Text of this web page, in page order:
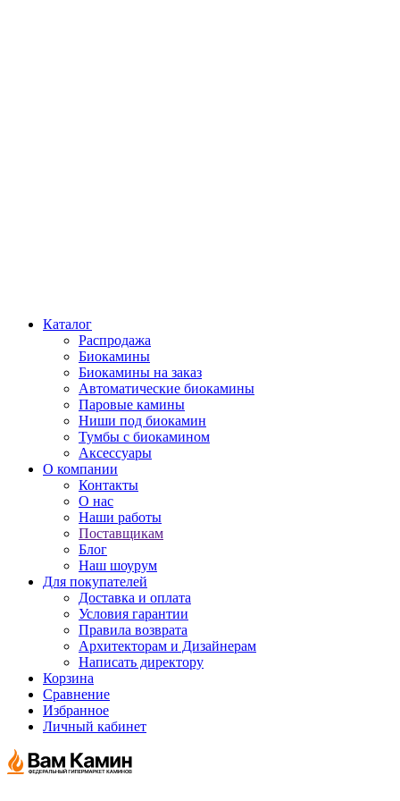
Каталог
Распродажа
Биокамины
Биокамины на заказ
Автоматические биокамины
Паровые камины
Ниши под биокамин
Тумбы с биокамином
Аксессуары
О компании
Контакты
О нас
Наши работы
Поставщикам
Блог
Наш шоурум
Для покупателей
Доставка и оплата
Условия гарантии
Правила возврата
Архитекторам и Дизайнерам
Написать директору
Корзина
Сравнение
Избранное
Личный кабинет